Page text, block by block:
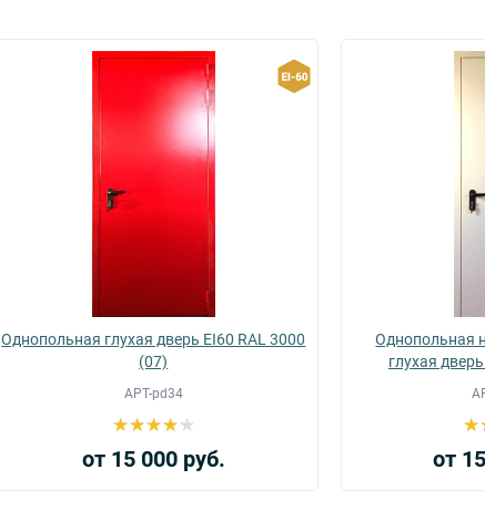
Однопольная глухая дверь EI60 RAL 3000
(07)
АРТ-pd34
от 15 000 руб.
Однопольная
глухая
от